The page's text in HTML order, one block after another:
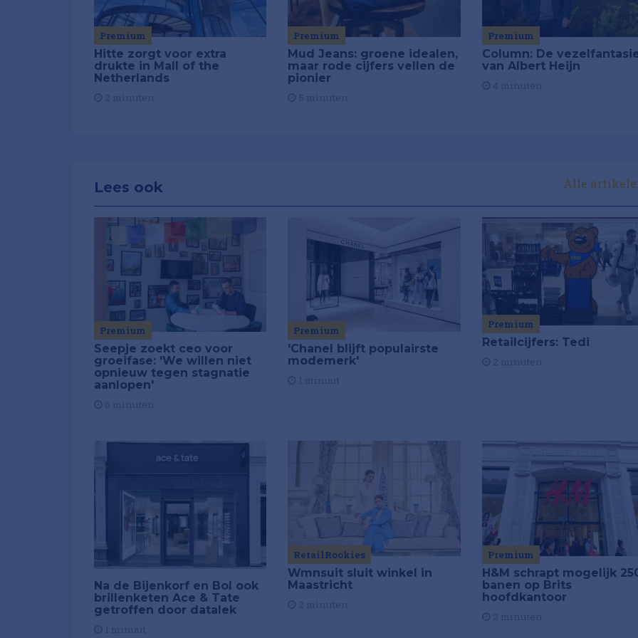
Premium
Hitte zorgt voor extra
drukte in Mall of the
Netherlands
Premium
Mud Jeans: groene idealen,
maar rode cijfers vellen de
pionier
Premium
Column: De
van Albert Heijn
Lees ook Alle
Premium
Seepje zoekt ceo voor
groeifase: 'We willen niet
opnieuw tegen stagnatie
aanlopen'
Premium
'Chanel blijft populairste
modemerk'
Premium
Retailcijfers: Tedi
Na de Bijenkorf en Bol ook
brillenketen Ace & Tate
getroffen door datalek
RetailRookies
Wmnsuit sluit winkel in
Maastricht
Premium
H&M schrapt mogelijk
banen op Brits
hoofdkantoor